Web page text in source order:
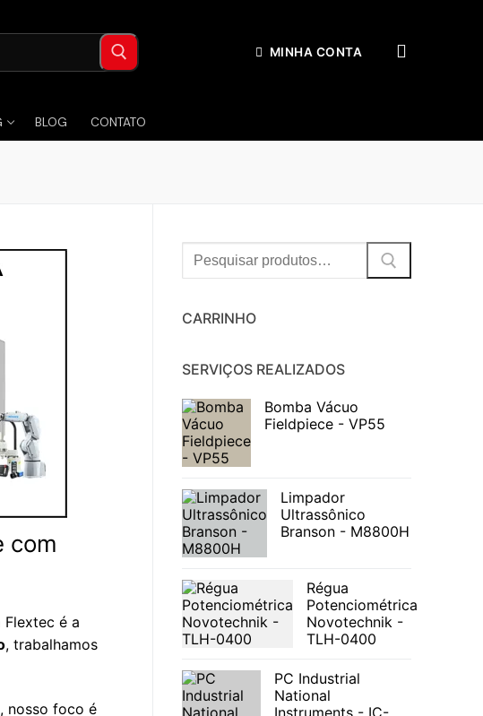
MINHA CONTA
BLOG CONTATO
com
Flextec é a
, trabalhamos
nosso foco é
Procurar:
CARRINHO
SERVIÇOS REALIZADOS
Bomba Vácuo
Fieldpiece - VP55
Limpador
Ultrassônico
Branson - M8800H
Régua
Potenciométrica
Novotechnik -
TLH-0400
PC Industrial
National